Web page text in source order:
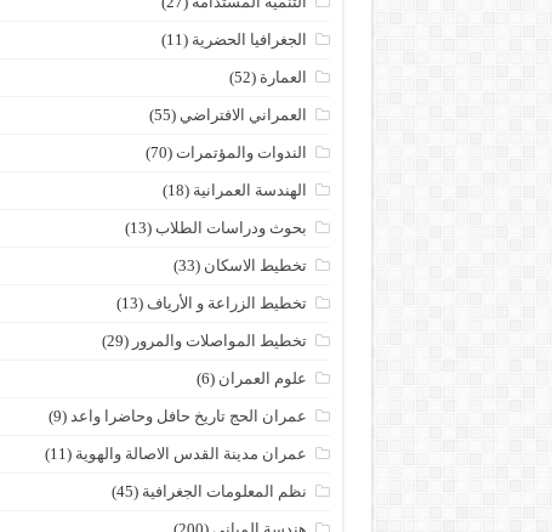
الجغرافيا الحضرية (11)
العمارة (52)
العمراني الافتراضي (55)
الندوات والمؤتمرات (70)
الهندسة العمرانية (18)
بحوث ودراسات الطلاب (13)
تخطيط الاسكان (33)
تخطيط الزراعة و الأرياف (13)
تخطيط المواصلات والمرور (29)
علوم العمران (6)
عمران الحج تاريخ حافل وحاضرا واعد (9)
عمران مدينة القدس الاصالة والهوية (11)
نظم المعلومات الجغرافية (45)